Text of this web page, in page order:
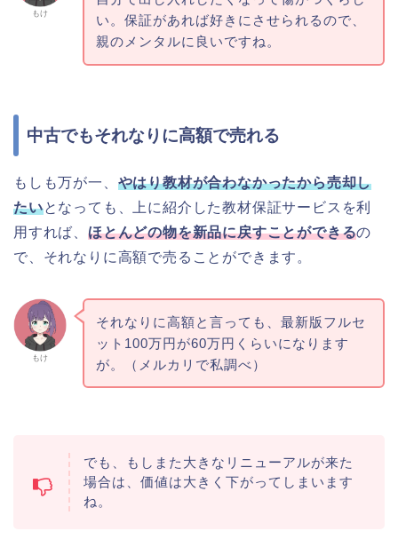
もけ
い。保証があれば好きにさせられるので、
親のメンタルに良いですね。
中古でもそれなりに高額で売れる
もしも万が一、 やはり教材が合わなかったから売却し
たいとなっても、上に紹介した教材保証サービスを利
用すれば、 ほとんどの物を新品に戻すことができるの
で、それなりに高額で売ることができます。
もけ
それなりに高額と言っても、最新版フルセ
ット100万円が60万円くらいになります
が。（メルカリで私調べ）
でも、もしまた大きなリニューアルが来た
場合は、価値は大きく下がってしまいます
ね。